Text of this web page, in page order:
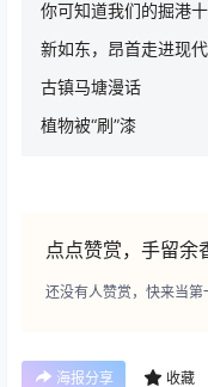
你可知道我们的掘港
新如东，昂首走进现
古镇马塘漫话
植物被“刷”漆
点点赞赏，手留余
还没有人赞赏，快来当第
海报分享 收藏